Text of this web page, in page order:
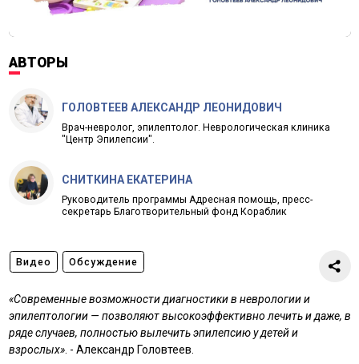
Видео Обсуждение
«Современные возможности диагностики в неврологии и
эпилептологии — позволяют высокоэффективно лечить и даже, в
ряде случаев, полностью вылечить эпилепсию у детей и
взрослых». - Александр Головтеев.
АВТОРЫ
ГОЛОВТЕЕВ АЛЕКСАНДР ЛЕОНИДОВИЧ
Врач-невролог, эпилептолог. Неврологическая клиника
"Центр Эпилепсии".
СНИТКИНА ЕКАТЕРИНА
Руководитель программы Адресная помощь, пресс-
секретарь Благотворительный фонд Кораблик